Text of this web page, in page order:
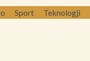
Sport Teknologji